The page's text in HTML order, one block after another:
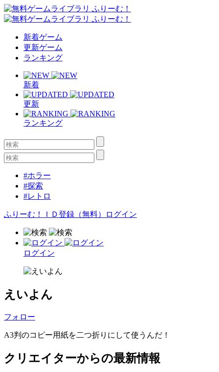
新着ゲーム
更新ゲーム
ランキング
新着
更新
ランキング
#ホラー
#探索
#レトロ
ふりーむ！ＩＤ登録（無料） ログイン
ログイン
えいよん
フォロー
A3判のコピー用紙を二つ折りにして使うんだ！
クリエイターからの最新情報